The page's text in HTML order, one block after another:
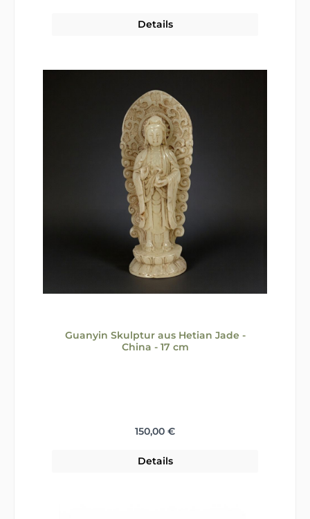
Details
Guanyin Skulptur aus Hetian Jade -
China - 17 cm
Regulärer Preis:
150,00 €
Details